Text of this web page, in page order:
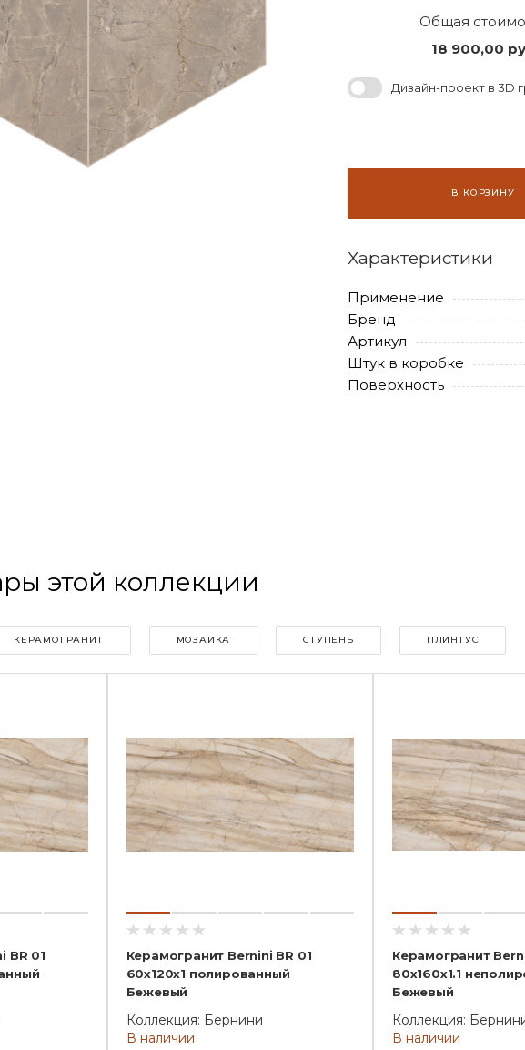
Общая
18 900,00
Дизайн-проект в 3D
В КОРЗИНУ
Характеристики
Применение
Бренд
Артикул
Штук в коробке
Поверхность
этой коллекции
КЕРАМОГРАНИТ МОЗАИКА СТУПЕНЬ ПЛИНТУС
BR 01
Керамогранит Bernini BR 01
60x120x1 полированный
Бежевый
Коллекция: Бернини
В наличии
Керамогранит
80x160x1.1
Бежевый
Коллекция:
В наличии